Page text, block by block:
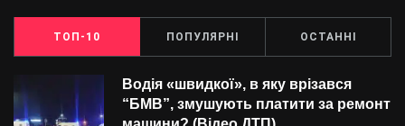
ТОП-10 ПОПУЛЯРНІ ОСТАННІ
Водія «швидкої», в яку врізався
“БMВ”, змушують платити за ремонт